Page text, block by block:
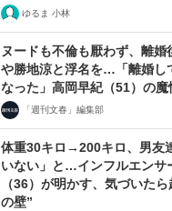
ゆるま 小林
ヌードも不倫も厭わず、離婚
や勝地涼と浮名を…「離婚し
なった」高岡早紀（51）の
「週刊文春」編集部
体重30キロ→200キロ、男友
いない」と…インフルエンサ
（36）が明かす、気づいた
の壁”